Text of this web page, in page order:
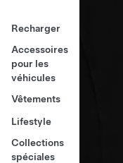
Recharger
Accessoires
pour les
véhicules
Vêtements
Lifestyle
Collections
spéciales